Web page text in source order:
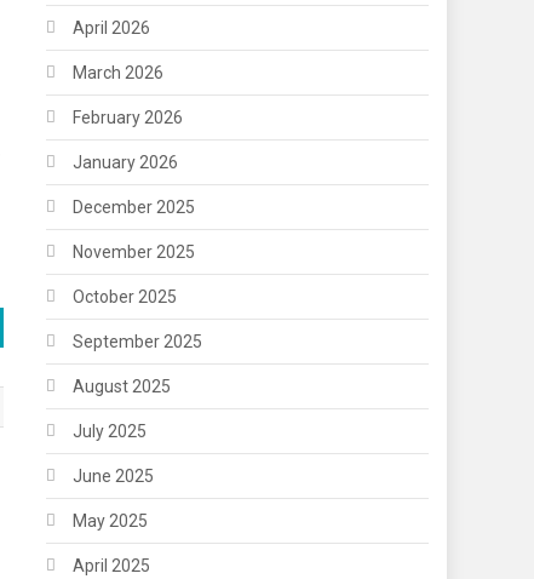
April 2026
March 2026
February 2026
January 2026
December 2025
November 2025
October 2025
September 2025
August 2025
July 2025
June 2025
May 2025
April 2025